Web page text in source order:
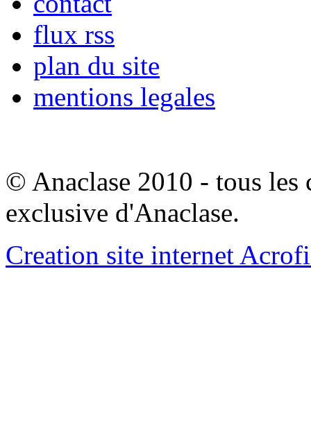
flux rss
plan du site
mentions legales
© Anaclase 2010 - tous les
exclusive d'Anaclase.
Creation site internet